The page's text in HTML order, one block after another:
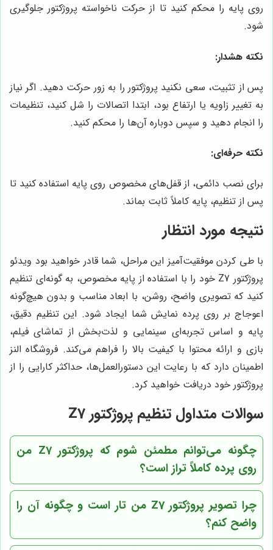
روی پایه را محکم کنید تا از حرکت ناخواسته پروژکتور جلوگیری
شود.
نکته هشدار:
پس از تثبیت، سعی نکنید پروژکتور را به زور حرکت دهید. اگر نیاز
به تغییر زاویه یا ارتفاع بود، ابتدا اتصالات را شل کنید، تنظیمات
را انجام دهید و سپس دوباره آن‌ها را محکم کنید.
نکته حرفه‌ای:
برای نصب دائمی، از قفل‌های مخصوص روی پایه استفاده کنید تا
پس از تنظیم، پایه کاملاً ثابت بماند.
نتیجه مورد انتظار
با طی کردن موفقیت‌آمیز این مراحل، شما قادر خواهید بود ویدئو
پروژکتور Z7 خود را با استفاده از پایه مخصوص، به گونه‌ای تنظیم
کنید که تصویری واضح، روشن، با ابعاد مناسب و بدون هیچ‌گونه
اعوجاج بر روی پرده نمایش شما ایجاد شود. این تنظیم دقیق،
پایه و اساس تجربه‌ای سینمایی و لذت‌بخش از تماشای فیلم،
بازی و ارائه محتوا با کیفیت بالا را فراهم می‌کند. فروشگاه النز
اطمینان دارد که با رعایت این دستورالعمل‌ها، حداکثر کارایی را از
پروژکتور خود دریافت خواهید کرد.
سوالات متداول تنظیم پروژکتور Z7
چگونه می‌توانم مطمئن شوم که پروژکتور Z7 من
روی پرده کاملاً تراز است؟
چرا تصویر پروژکتور Z7 من تار است و چگونه آن را
واضح کنم؟